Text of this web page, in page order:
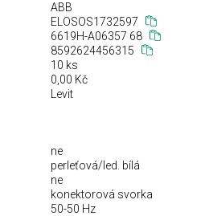
ABB
ELOSOS1732597
6619H-A06357 68
8592624456315
10 ks
0,00 Kč
Levit
ne
perleťová/led. bílá
ne
konektorová svorka
50-50 Hz